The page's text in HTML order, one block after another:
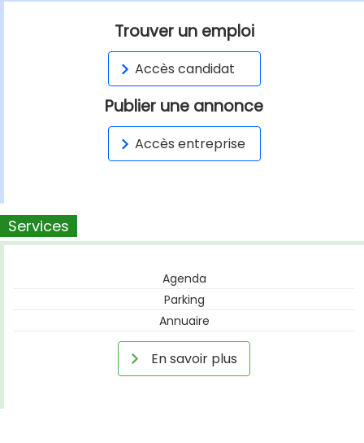
Trouver un emploi
Accès candidat
Publier une annonce
Accès entreprise
Services
Agenda
Parking
Annuaire
En savoir plus